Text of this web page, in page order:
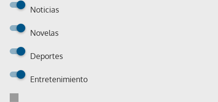
Noticias
Novelas
Deportes
Entretenimiento